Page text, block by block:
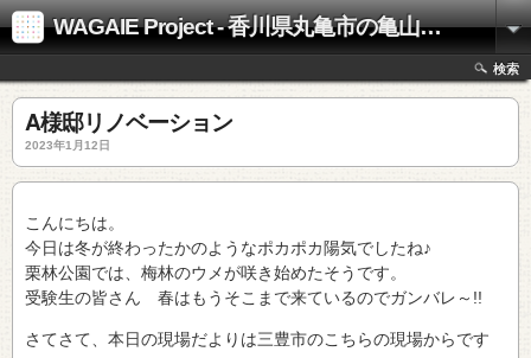
WAGAIE Project - 香川県丸亀市の亀山工務店
検索
A様邸リノベーション
2023年1月12日
こんにちは。
今日は冬が終わったかのようなポカポカ陽気でしたね♪
栗林公園では、梅林のウメが咲き始めたそうです。
受験生の皆さん 春はもうそこまで来ているのでガンバレ～!!
さてさて、本日の現場だよりは三豊市のこちらの現場からです